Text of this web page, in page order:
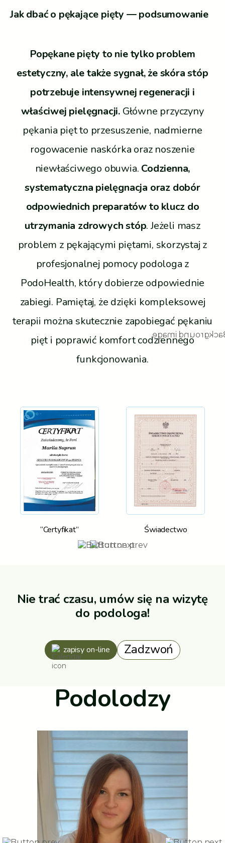
Jak dbać o pękające pięty — podsumowanie
Popękane pięty to nie tylko problem
estetyczny, ale także sygnał, że skóra stóp
potrzebuje intensywnej regeneracji i
właściwej pielęgnacji. Główne przyczyny
pękania pięt to przesuszenie, nadmierne
rogowacenie naskórka oraz noszenie
niewłaściwego obuwia. Codzienna,
systematyczna pielęgnacja oraz dobór
odpowiednich preparatów to klucz do
utrzymania zdrowych stóp. Jeżeli masz
problem z pękającymi piętami, skorzystaj z
profesjonalnej pomocy podologa z
PodoHealth, który dobierze odpowiednie
zabiegi. Pamiętaj, że dzięki kompleksowej
terapii można skutecznie zapobiegać pękaniu
pięt i poprawić komfort codziennego
funkcjonowania.
“Certyfikat” Świadectwo
Nie trać czasu, umów się na wizytę
do podologa!
zapisy on-line Zadzwoń
Podolodzy